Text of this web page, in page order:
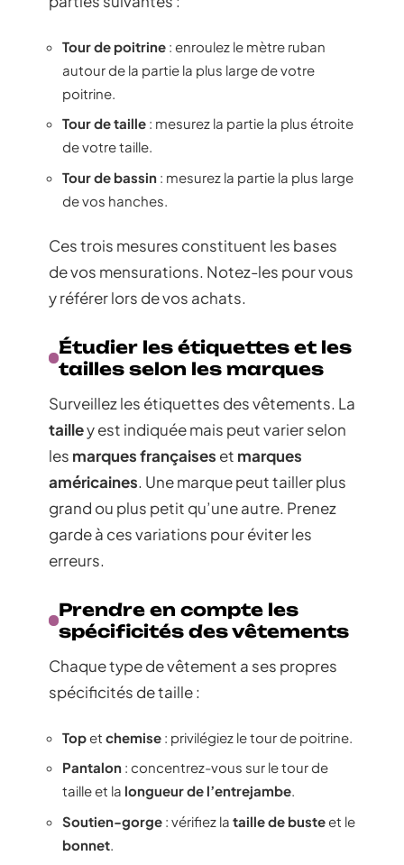
Tour de poitrine : enroulez le mètre ruban
autour de la partie la plus large de votre
poitrine.
Tour de taille : mesurez la partie la plus étroite
de votre taille.
Tour de bassin : mesurez la partie la plus large
de vos hanches.
Ces trois mesures constituent les bases
de vos mensurations. Notez-les pour vous
y référer lors de vos achats.
Étudier les étiquettes et les
tailles selon les marques
Surveillez les étiquettes des vêtements. La
tailley est indiquée mais peut varier selon
les marques françaises et marques
américaines. Une marque peut tailler plus
grand ou plus petit qu’une autre. Prenez
garde à ces variations pour éviter les
erreurs.
Prendre en compte les
spécificités des vêtements
Chaque type de vêtement a ses propres
spécificités de taille :
Topet chemise : privilégiez le tour de poitrine.
Pantalon : concentrez-vous sur le tour de
taille et la longueur de l’entrejambe.
Soutien-gorge : vérifiez la taille de busteet le
bonnet